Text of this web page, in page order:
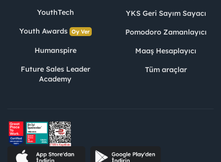
YouthTech
Youth Awards Oy Ver
Humanspire
Future Sales Leader
Academy
YKS Geri Sayım Sayacı
Pomodoro Zamanlayıcı
Maaş Hesaplayıcı
Tüm araçlar